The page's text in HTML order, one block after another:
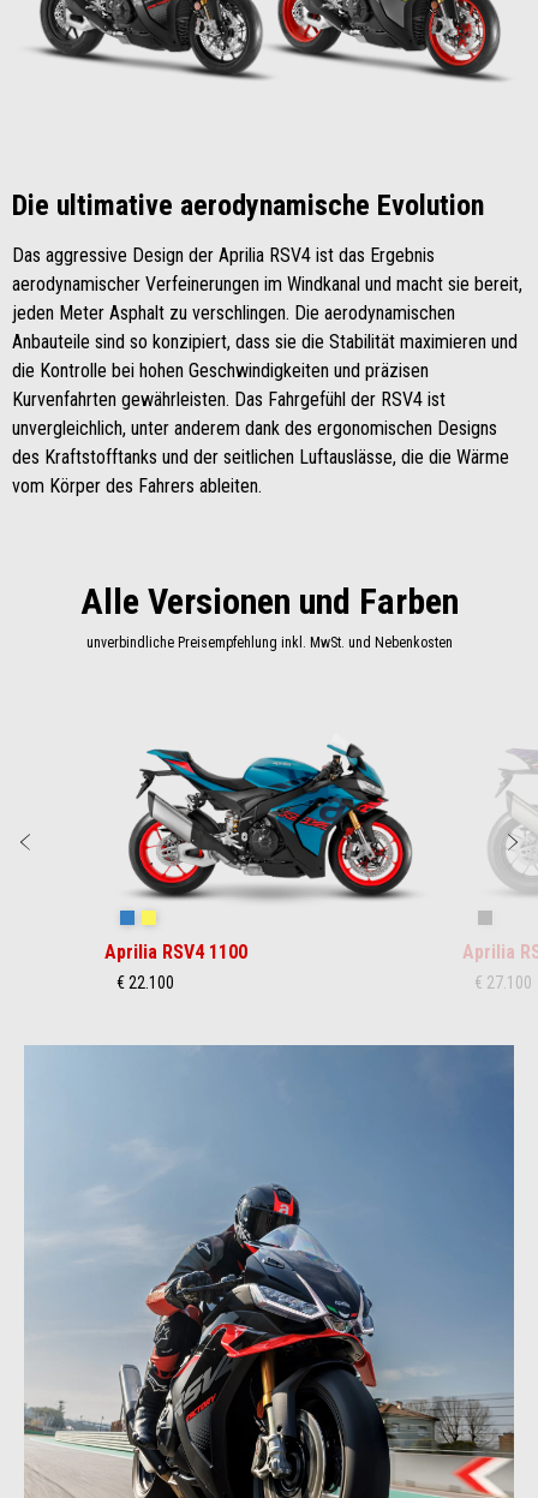
Die ultimative aerodynamische Evolution
Das aggressive Design der Aprilia RSV4 ist das Ergebnis
aerodynamischer Verfeinerungen im Windkanal und macht sie bereit,
jeden Meter Asphalt zu verschlingen. Die aerodynamischen
Anbauteile sind so konzipiert, dass sie die Stabilität maximieren und
die Kontrolle bei hohen Geschwindigkeiten und präzisen
Kurvenfahrten gewährleisten. Das Fahrgefühl der RSV4 ist
unvergleichlich, unter anderem dank des ergonomischen Designs
des Kraftstofftanks und der seitlichen Luftauslässe, die die Wärme
vom Körper des Fahrers ableiten.
Alle Versionen und Farben
unverbindliche Preisempfehlung inkl. MwSt. und Nebenkosten
Aprilia RSV4 1100
€ 22.100
Aprilia
€ 27.100